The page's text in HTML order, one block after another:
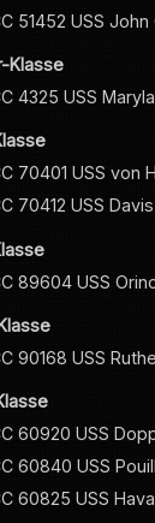
51452 USS John
Klasse
4325 USS
70401 USS von
70412 USS Davis
89604 USS
90168 USS
60920 USS
60840 USS
60825 USS